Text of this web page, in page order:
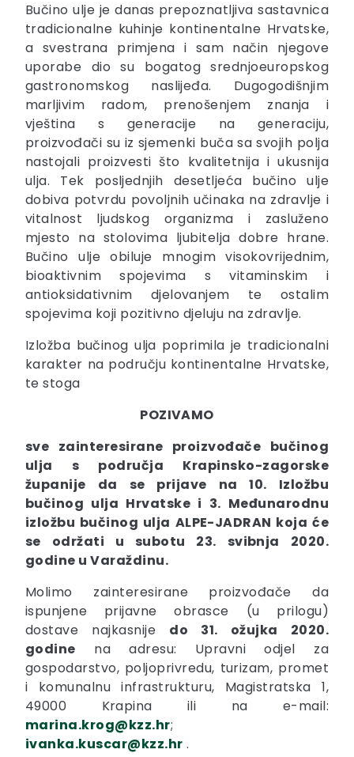
Bučino ulje je danas prepoznatljiva sastavnica
tradicionalne kuhinje kontinentalne Hrvatske,
a svestrana primjena i sam način njegove
uporabe dio su bogatog srednjoeuropskog
gastronomskog naslijeđa. Dugogodišnjim
marljivim radom, prenošenjem znanja i
vještina s generacije na generaciju,
proizvođači su iz sjemenki buča sa svojih polja
nastojali proizvesti što kvalitetnija i ukusnija
ulja. Tek posljednjih desetljeća bučino ulje
dobiva potvrdu povoljnih učinaka na zdravlje i
vitalnost ljudskog organizma i zasluženo
mjesto na stolovima ljubitelja dobre hrane.
Bučino ulje obiluje mnogim visokovrijednim,
bioaktivnim spojevima s vitaminskim i
antioksidativnim djelovanjem te ostalim
spojevima koji pozitivno djeluju na zdravlje.
Izložba bučinog ulja poprimila je tradicionalni
karakter na području kontinentalne Hrvatske,
te stoga
POZIVAMO
sve zainteresirane proizvođače bučinog
ulja s područja Krapinsko-zagorske
županije da se prijave na 10. Izložbu
bučinog ulja Hrvatske i 3. Međunarodnu
izložbu bučinog ulja ALPE-JADRAN koja će
se održati u subotu 23. svibnja 2020.
godine u Varaždinu.
Molimo zainteresirane proizvođače da
ispunjene prijavne obrasce (u prilogu)
dostave najkasnije do 31. ožujka 2020.
godine na adresu: Upravni odjel za
gospodarstvo, poljoprivredu, turizam, promet
i komunalnu infrastrukturu, Magistratska 1,
49000 Krapina ili na e-mail:
marina.krog@kzz.hr;
ivanka.kuscar@kzz.hr .